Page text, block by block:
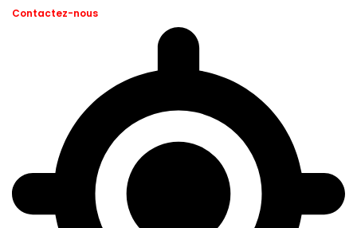
Contactez-nous